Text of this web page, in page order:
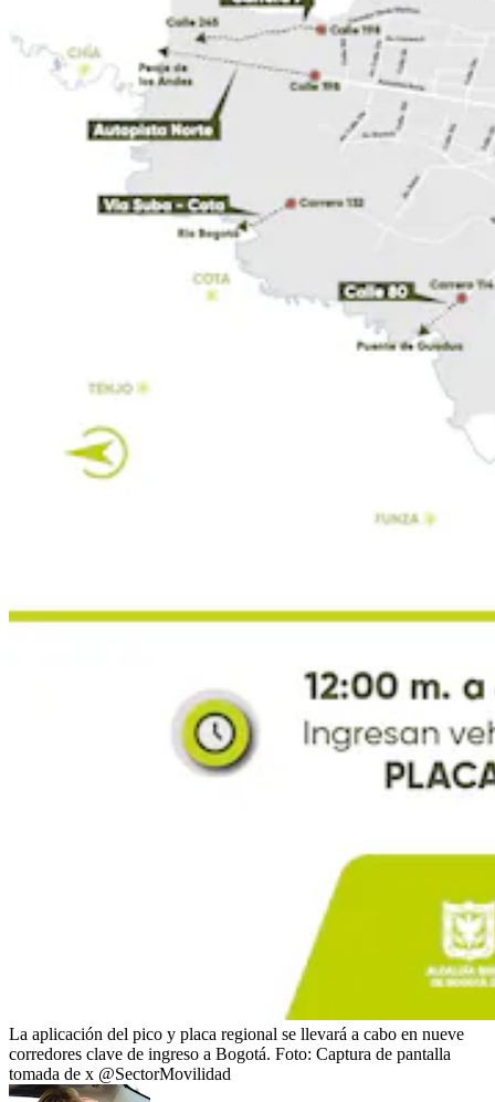
La aplicación del pico y placa regional se llevará a cabo en nueve
corredores clave de ingreso a Bogotá. Foto: Captura de pantalla
tomada de x @SectorMovilidad